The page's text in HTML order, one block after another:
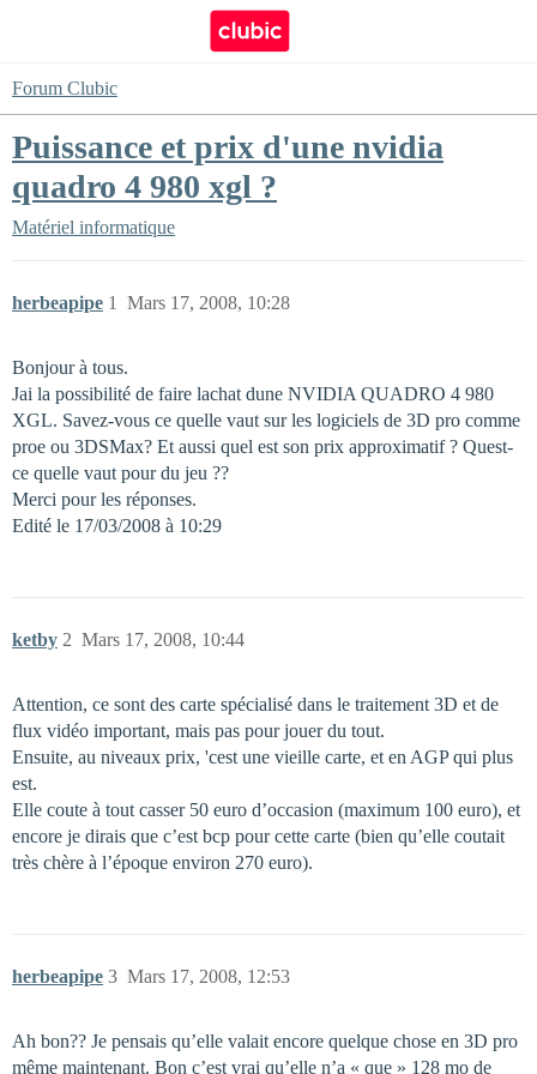
Forum Clubic
Puissance et prix d'une nvidia
quadro 4 980 xgl ?
Matériel informatique
herbeapipe Mars 17, 2008, 10:28
1
Bonjour à tous.
Jai la possibilité de faire lachat dune NVIDIA QUADRO 4 980
XGL. Savez-vous ce quelle vaut sur les logiciels de 3D pro comme
proe ou 3DSMax? Et aussi quel est son prix approximatif ? Quest-
ce quelle vaut pour du jeu ??
Merci pour les réponses.
Edité le 17/03/2008 à 10:29
ketby Mars 17, 2008, 10:44
2
Attention, ce sont des carte spécialisé dans le traitement 3D et de
flux vidéo important, mais pas pour jouer du tout.
Ensuite, au niveaux prix, 'cest une vieille carte, et en AGP qui plus
est.
Elle coute à tout casser 50 euro d’occasion (maximum 100 euro), et
encore je dirais que c’est bcp pour cette carte (bien qu’elle coutait
très chère à l’époque environ 270 euro).
herbeapipe Mars 17, 2008, 12:53
3
Ah bon?? Je pensais qu’elle valait encore quelque chose en 3D pro
même maintenant. Bon c’est vrai qu’elle n’a « que » 128 mo de